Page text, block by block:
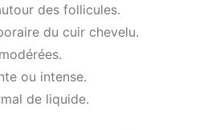
des follicules.
du cuir chevelu.
ou intense.
de liquide.